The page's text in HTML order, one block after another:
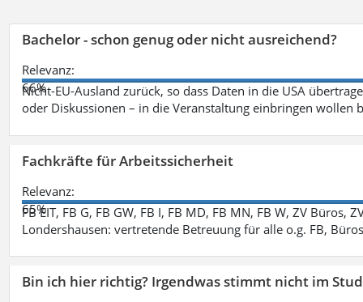
Bachelor - schon genug oder nicht ausreichend?
Relevanz:
66%
Nicht-EU-Ausland zurück, so dass Daten in die USA
oder Diskussionen – in die Veranstaltung einbringen wollen
Fachkräfte für Arbeitssicherheit
Relevanz:
65%
FB EIT, FB G, FB GW, FB I, FB MD, FB MN, FB W, ZV Büros,
Londershausen: vertretende Betreuung für alle o.g. FB,
Bin ich hier richtig? Irgendwas stimmt nicht im